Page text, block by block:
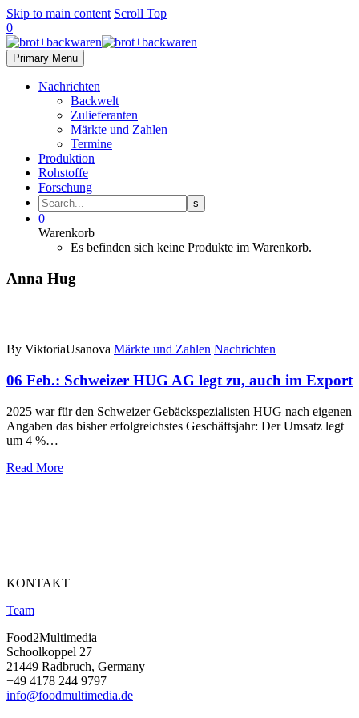
Skip to main content Scroll Top
0
Primary Menu
Nachrichten
Backwelt
Zulieferanten
Märkte und Zahlen
Termine
Produktion
Rohstoffe
Forschung
0
Warenkorb
Es befinden sich keine Produkte im Warenkorb.
Anna Hug
By ViktoriaUsanova Märkte und Zahlen Nachrichten
06 Feb.: Schweizer HUG AG legt zu, auch im Export
2025 war für den Schweizer Gebäckspezialisten HUG nach eigenen
Angaben das bisher erfolgreichstes Geschäftsjahr: Der Umsatz legt
um 4 %…
Read More
KONTAKT
Team
Food2Multimedia
Schoolkoppel 27
21449 Radbruch, Germany
+49 4178 244 9797
info@foodmultimedia.de